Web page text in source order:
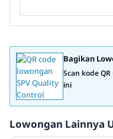
Bagikan
Scan kode
ini
Lowongan Lainnya